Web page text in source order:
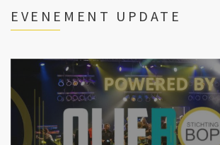
EVENEMENT UPDATE